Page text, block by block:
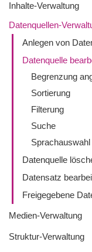
Inhalte-Verwaltung
Datenquellen-
Anlegen von
Datenquelle
Begrenzung
Sortierung
Filterung
Suche
Sprachauswahl
Datenquelle
Datensatz
Freigegebene
Medien-Verwaltung
Struktur-Verwaltung